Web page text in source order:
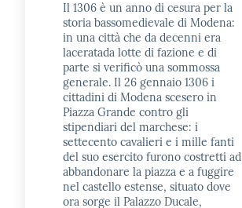
Il 1306 è un anno di cesura per la
storia bassomedievale di Modena:
in una città che da decenni era
laceratada lotte di fazione e di
parte si verificò una sommossa
generale. Il 26 gennaio 1306 i
cittadini di Modena scesero in
Piazza Grande contro gli
stipendiari del marchese: i
settecento cavalieri e i mille fanti
del suo esercito furono costretti ad
abbandonare la piazza e a fuggire
nel castello estense, situato dove
ora sorge il Palazzo Ducale,